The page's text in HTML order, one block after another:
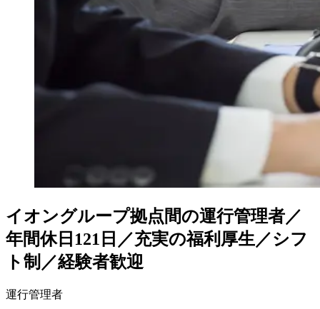
イオングループ拠点間の運行管理者／
年間休日121日／充実の福利厚生／シフ
ト制／経験者歓迎
運行管理者